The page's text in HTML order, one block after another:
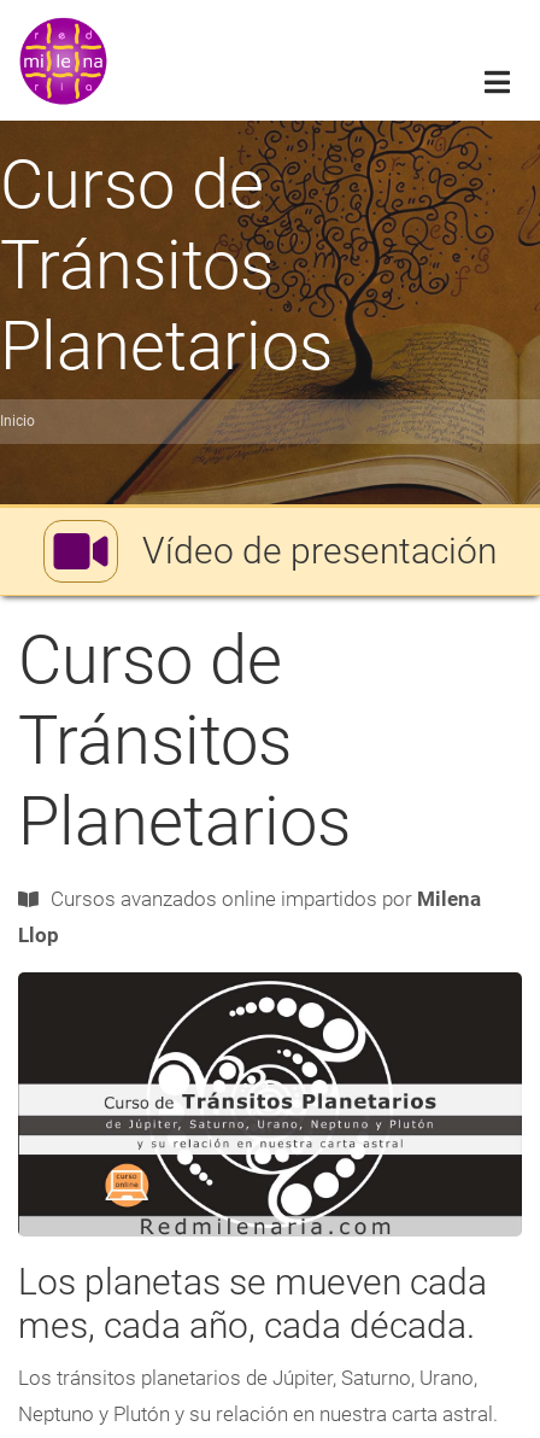
Pasar
contenido
principal
Curso de
Tránsitos
Planetarios
Inicio
Vídeo de presentación
Curso de
Tránsitos
Planetarios
Cursos avanzados online impartidos por Milena
Llop
Los planetas se mueven cada
mes, cada año, cada década.
Los tránsitos planetarios de Júpiter, Saturno, Urano,
Neptuno y Plutón y su relación en nuestra carta astral.